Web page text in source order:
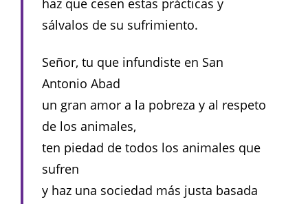
haz que cesen estas prácticas y
sálvalos de su sufrimiento.
Señor, tu que infundiste en San
Antonio Abad
un gran amor a la pobreza y al respeto
de los animales,
ten piedad de todos los animales que
sufren
y haz una sociedad más justa basada